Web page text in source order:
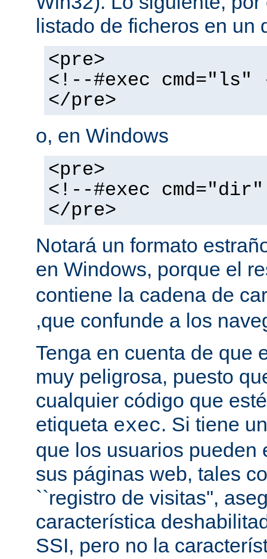
listado de ficheros en un
<pre>
<!--#exec cmd="ls"
</pre>
o, en Windows
<pre>
<!--#exec
</pre>
Notará un formato
en Windows, porque el
contiene la cadena de
,que confunde a los
Tenga en cuenta de que
muy peligrosa, puesto
cualquier código que
etiqueta exec. Si tiene
que los usuarios pueden
sus páginas web, tales
``registro de visitas'',
característica
SSI, pero no la